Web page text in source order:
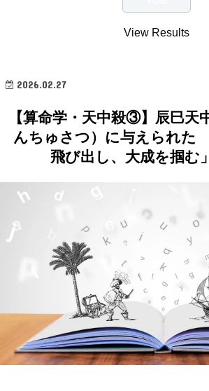
View Results
2026.02.27
【算命学・天中殺③】辰巳天
んちゅさつ）に与えられた
飛び出し、大成を掴む